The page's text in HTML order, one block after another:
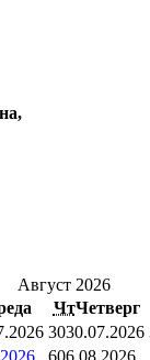
Август 2026
ЧтЧетверг
3030.07.2026
606.08.2026